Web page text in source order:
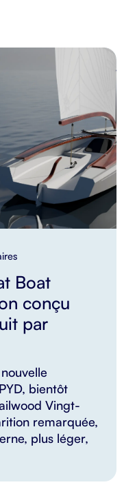
Boat
conçu
par
bientôt
Vingt-
remarquée,
plus léger,